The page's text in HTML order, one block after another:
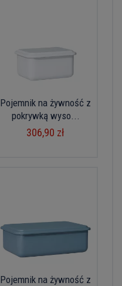
Pojemnik na żywność z
pokrywką wyso...
306,90 zł
Pojemnik na żywność z